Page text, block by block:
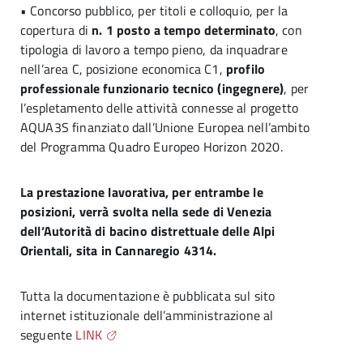
• Concorso pubblico, per titoli e colloquio, per la
copertura di n. 1 posto a tempo determinato, con
tipologia di lavoro a tempo pieno, da inquadrare
nell’area C, posizione economica C1, profilo
professionale funzionario tecnico (ingegnere), per
l’espletamento delle attività connesse al progetto
AQUA3S finanziato dall’Unione Europea nell’ambito
del Programma Quadro Europeo Horizon 2020.
La prestazione lavorativa, per entrambe le
posizioni, verrà svolta nella sede di Venezia
dell’Autorità di bacino distrettuale delle Alpi
Orientali, sita in Cannaregio 4314.
Tutta la documentazione è pubblicata sul sito
internet istituzionale dell’amministrazione al
seguente LINK